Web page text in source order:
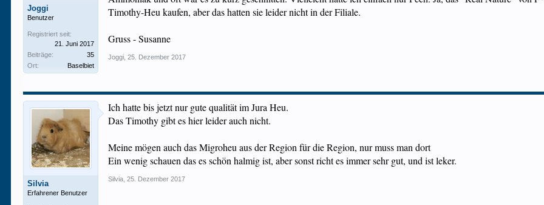
Joggi
Benutzer
Registriert seit:
21. Juni 2017
Beiträge:
35
Ort:
Baselbiet
Timothy-Heu kaufen, aber das hatten sie leider nicht in der Filiale.
Gruss - Susanne
Joggi 25. Dezember 2017
Silvia
Erfahrener Benutzer
Ich hatte bis jetzt nur gute qualität im Jura Heu.
Das Timothy gibt es hier leider auch nicht.
Meine mögen auch das Migroheu aus der Region für die Region, nur muss man dort
Ein wenig schauen das es schön halmig ist, aber sonst richt es immer sehr gut, und ist leker.
Silvia 25. Dezember 2017